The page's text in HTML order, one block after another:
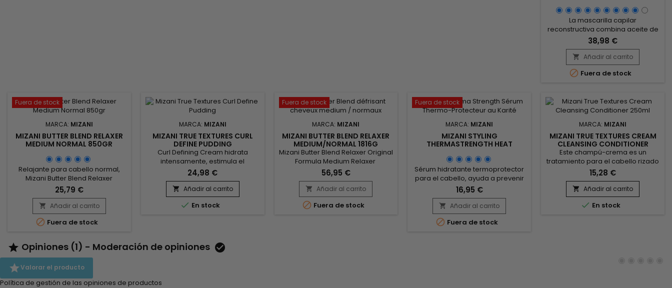
La mascarilla capilar
reconstructiva combina aceite de
soja y extracto de alga espirulina
para revitalizar el cabello dañado.
Rico en proteínas y nutrientes
esenciales, el aceite de soja
hidrata profundamente y mejora
vitaminas y minerales, fortalece el
cabello y estimula su
38,98 €
 Añadir al carrito
 Fuera de stock
Fuera de stock
MARCA: MIZANI
MIZANI BUTTER BLEND RELAXER
MEDIUM NORMAL 850GR
Relajante para cabello normal,
Mizani Butter Blend Relaxer
medium normal alisa
perfectamente el cabello y lo
revitaliza, lucha contra la rotura y
protege el cuero
cabelludo.&nbsp; Gracias a su
proteínas de Trigo, Miel y
mantecas de Karité y Cacao, el
alisador para cabello normal de
Mizani ayuda a fortalecer los
folículos pilosos...
25,79 €
 Añadir al carrito
 Fuera de stock
MARCA: MIZANI
MIZANI TRUE TEXTURES CURL
DEFINE PUDDING
Curl Defining Cream hidrata
intensamente, estimula el
crecimiento del cabello y
combate el encrespamiento. el
cabello. ¡Con una fijación ligera, la
crema definidora de rizos Mizani
es ideal para el cabello seco o
crecimiento del cabelloDefine y
alarga los...
24,98 €
 Añadir al carrito
 En stock
Fuera de stock
MARCA: MIZANI
MIZANI BUTTER BLEND RELAXER
MEDIUM/NORMAL 1816G
Mizani Butter Blend Relaxer Original
Formula Medium Relaxer
Relajante para cabello normal
formulado con una mezcla ultra
hidratante de manteca de cacao,
manteca de karité y miel para
brindar protección e hidratación
56,95 €
 Añadir al carrito
 Fuera de stock
Fuera de stock
MARCA: MIZANI
MIZANI STYLING
THERMASTRENGTH HEAT
Sérum hidratante termoprotector
para el cabello, ayuda a prevenir
la rotura y el daño causado por las
herramientas de calor, controla el
encrespamiento y alisa el cabello.
&nbsp;Mizani Styling
Thermastrength Heat-protecting
16,95 €
 Añadir al carrito
 Fuera de stock
MARCA: MIZANI
MIZANI TRUE TEXTURES CREAM
CLEANSING CONDITIONER
250ML
Este champú-crema es un
tratamiento para el cabello rizado
y encrespado. En un solo paso,
limpia en profundidad a la vez que
desenreda instantáneamente,
preserva la hidratación y realza
los patrones naturales de los rizos
15,28 €
 Añadir al carrito
 En stock
 Opiniones (1) - Moderación de opiniones 
Valorar el producto
Política de gestión de las opiniones de productos